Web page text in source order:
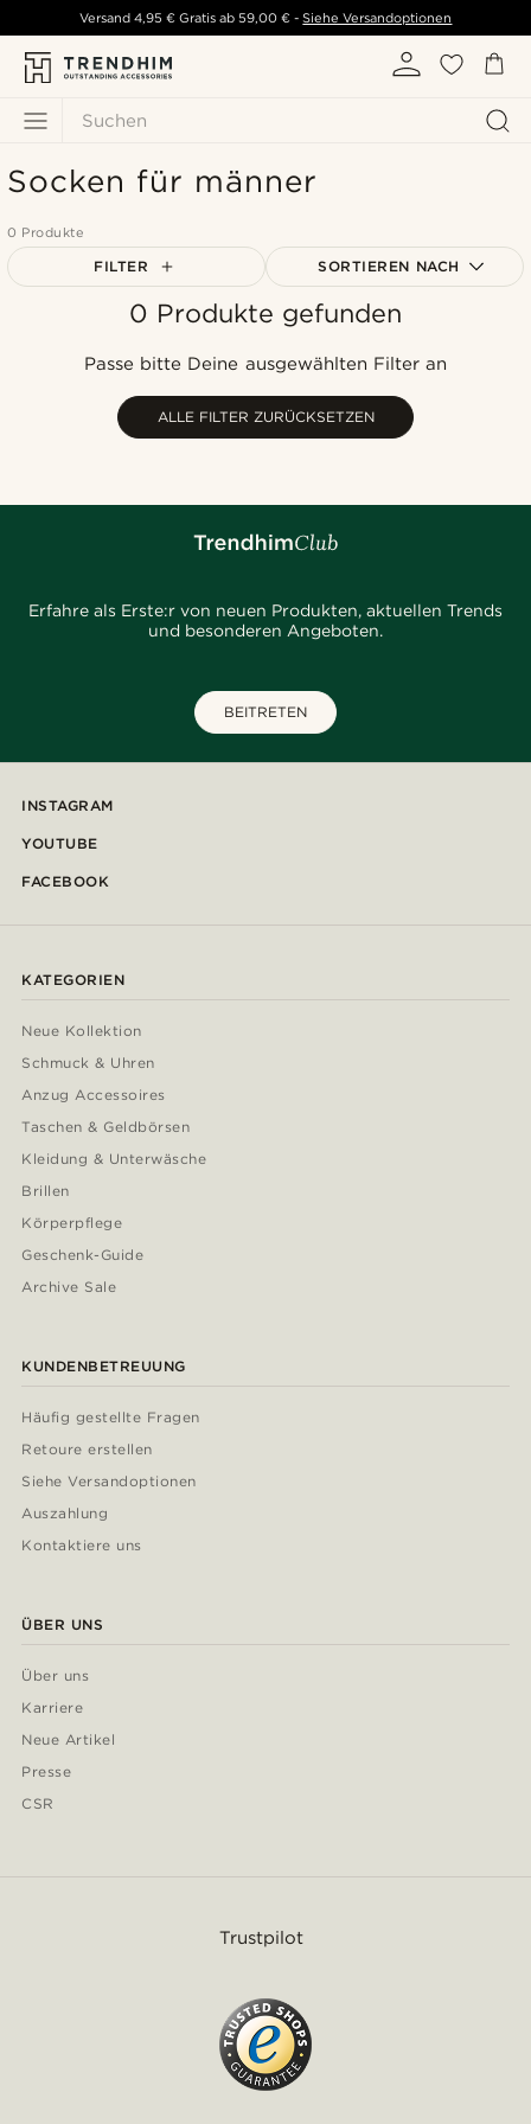
Suchen
Versand 4,95 € Gratis ab 59,00 € - Siehe Versandoptionen
Socken für männer
0 Produkte
FILTER SORTIEREN NACH
Am Beliebtesten
Höchster Preis
0 Produkte gefunden
Passe bitte Deine ausgewählten Filter an
ALLE FILTER ZURÜCKSETZEN
Erfahre als Erste:r von neuen Produkten, aktuellen Trends
und besonderen Angeboten.
BEITRETEN
INSTAGRAM
YOUTUBE
FACEBOOK
KATEGORIEN
Neue Kollektion
Schmuck & Uhren
Anzug Accessoires
Taschen & Geldbörsen
Kleidung & Unterwäsche
Brillen
Körperpflege
Geschenk-Guide
Archive Sale
KUNDENBETREUUNG
Häufig gestellte Fragen
Retoure erstellen
Siehe Versandoptionen
Auszahlung
Kontaktiere uns
ÜBER UNS
Über uns
Karriere
Neue Artikel
Presse
CSR
Trustpilot